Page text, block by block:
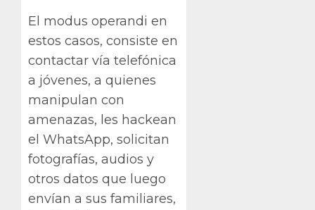
El modus operandi en
estos casos, consiste en
contactar vía telefónica
a jóvenes, a quienes
manipulan con
amenazas, les hackean
el WhatsApp, solicitan
fotografías, audios y
otros datos que luego
envían a sus familiares,